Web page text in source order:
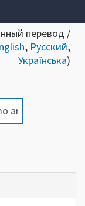
перевод /
, Русский,
Українська)